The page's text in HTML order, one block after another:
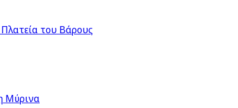
του Βάρους
Μύρινα